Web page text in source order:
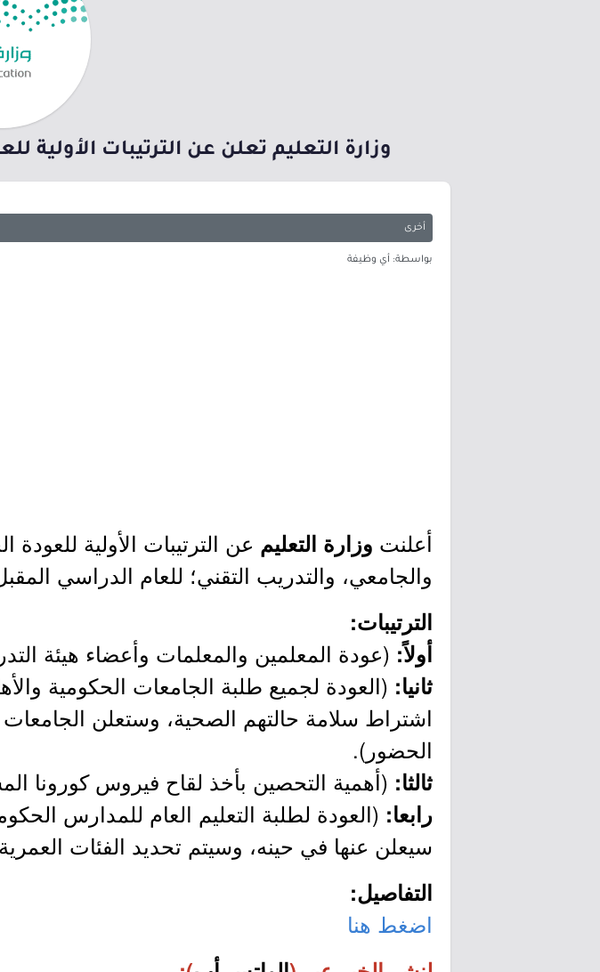
وزارة التعليم تعلن عن الترتيبات
أخرى
بواسطة: أي وظيفة
أعلنت وزارة التعليم عن الترتيبات الأولية
والجامعي، والتدريب التقني؛ للعام الدراسي المقبل 1443هـ، وذلك وفقاً للتفاصيل الموضحة
الترتيبات:
أولاً: (عودة المعلمين والمعلمات وأعضاء هيئة
ثانيا: (العودة لجميع طلبة الجامعات الحكومية
اشتراط سلامة حالتهم الصحية، وستعلن الجامعات
الحضور).
ثالثا: (أهمية التحصين بأخذ لقاح فيروس كورونا
رابعا: (العودة لطلبة التعليم العام للمدارس
سيعلن عنها في حينه، وسيتم تحديد الفئات
التفاصيل:
اضغط هنا